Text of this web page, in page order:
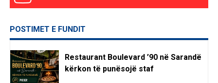
POSTIMET E FUNDIT
Restaurant Boulevard ’90 në Sarandë
kërkon të punësojë staf